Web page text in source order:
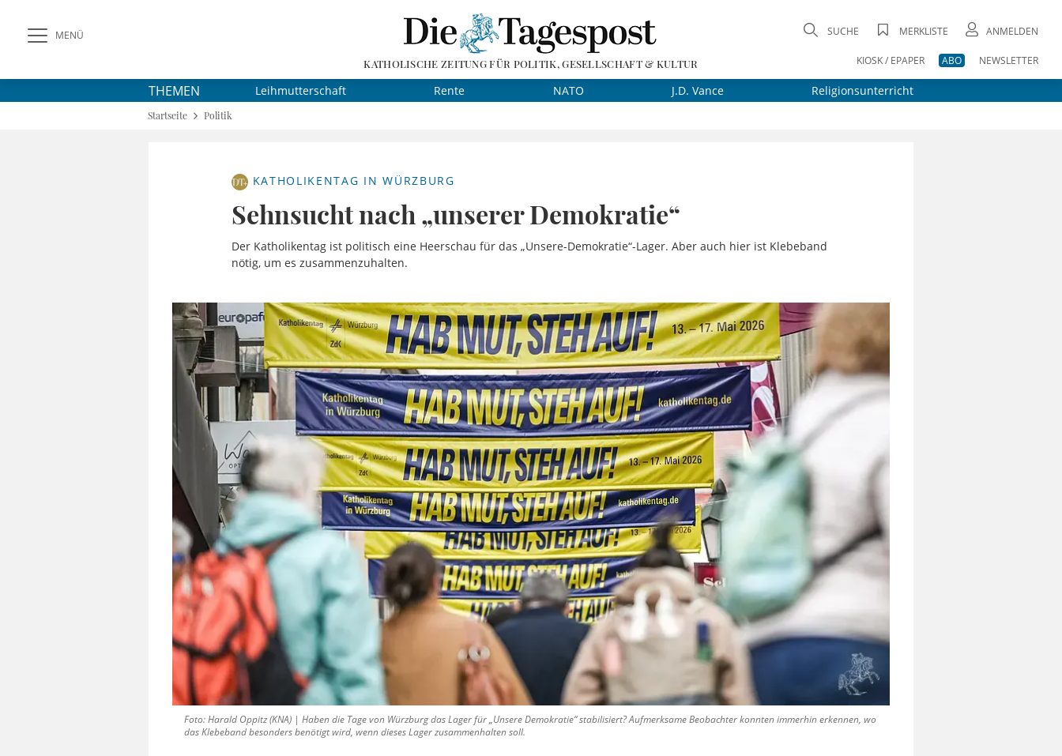
MENÜ
KATHOLISCHE ZEITUNG FÜR POLITIK, GESELLSCHAFT & KULTUR
SUCHE MERKLISTE ANMELDEN
KIOSK / EPAPER ABO NEWSLETTER
THEMEN Leihmutterschaft Rente NATO J.D. Vance Religionsunterricht
Startseite Politik
KATHOLIKENTAG IN WÜRZBURG
Sehnsucht nach „unserer Demokratie“
Der Katholikentag ist politisch eine Heerschau für das „Unsere-Demokratie“-Lager. Aber auch hier ist Klebeband
nötig, um es zusammenzuhalten.
Foto: Harald Oppitz (KNA) | Haben die Tage von Würzburg das Lager für „Unsere Demokratie“ stabilisiert? Aufmerksame Beobachter konnten immerhin erkennen, wo
das Klebeband besonders benötigt wird, wenn dieses Lager zusammenhalten soll.